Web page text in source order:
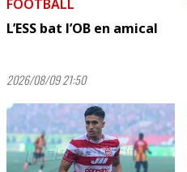
FOOTBALL
L’ESS bat l’OB en amical
2026/08/09 21:50